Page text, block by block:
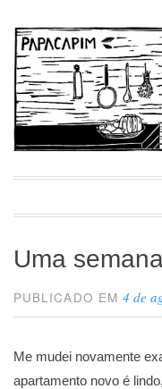
para
conteúdo
Uma
PUBLICADO EM4 de
Me mudei novamente
apartamento novo é